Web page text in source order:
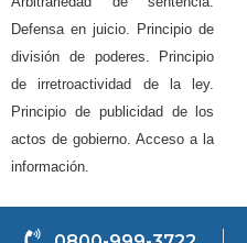
Defensa en juicio. Principio de
división de poderes. Principio
de irretroactividad de la ley.
Principio de publicidad de los
actos de gobierno. Acceso a la
información.